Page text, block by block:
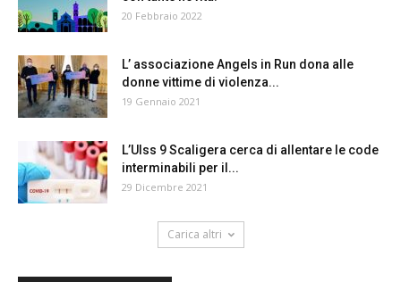
20 Febbraio 2022
L’ associazione Angels in Run dona alle
donne vittime di violenza...
19 Gennaio 2021
L’Ulss 9 Scaligera cerca di allentare le code
interminabili per il...
29 Dicembre 2021
Carica altri